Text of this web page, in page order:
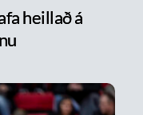
heillað á